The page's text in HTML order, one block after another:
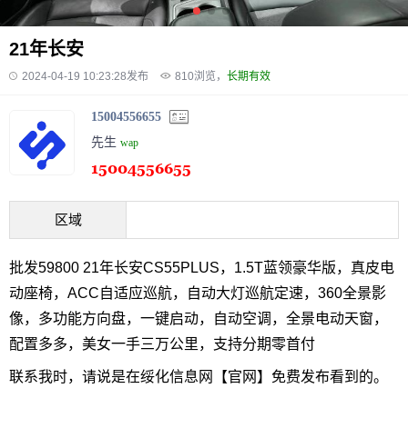
21年长安
2024-04-19 10:23:28发布 810浏览， 长期有效
15004556655
先生 wap
区域
批发59800 21年长安CS55PLUS，1.5T蓝领豪华版，真皮电
动座椅，ACC自适应巡航，自动大灯巡航定速，360全景影
像，多功能方向盘，一键启动，自动空调，全景电动天窗，
配置多多，美女一手三万公里，支持分期零首付
联系我时，请说是在绥化信息网【官网】免费发布看到的。